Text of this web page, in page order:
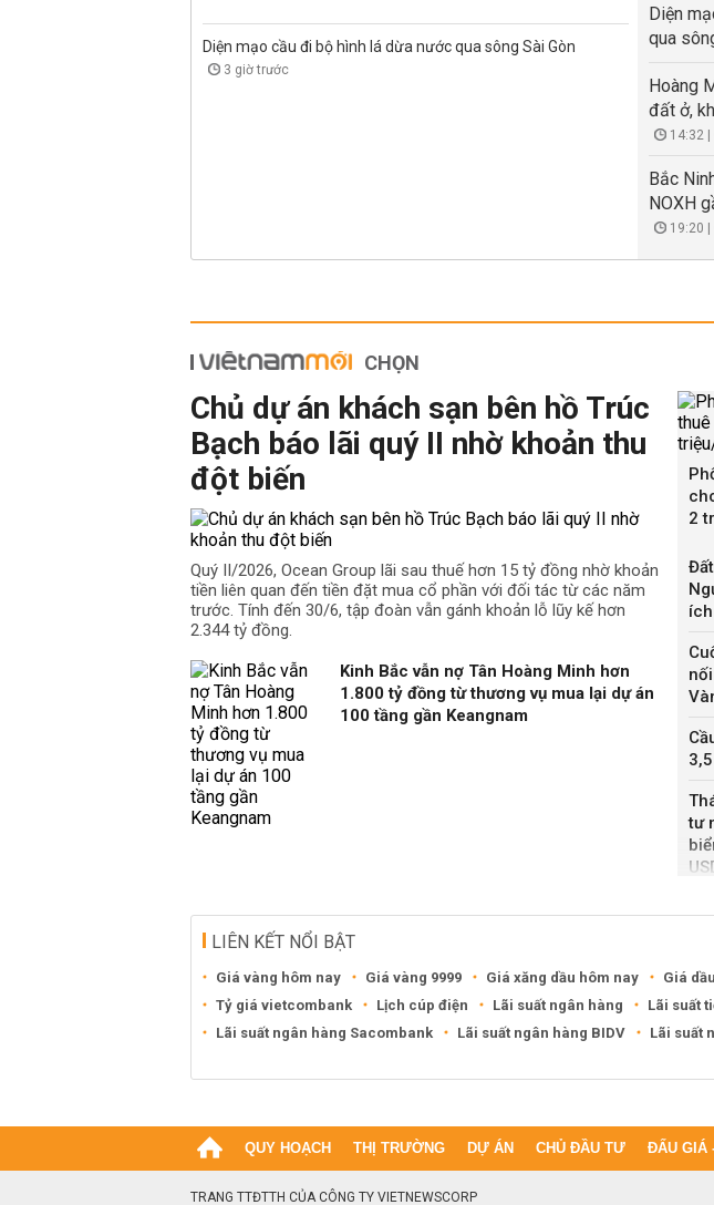
Diện mạo cầu đi bộ hình lá dừa nước qua sông Sài Gòn
3 giờ trước
Diện
qua
Hoàng
đất ở,
14:32
Bắc
NOXH
19:20
CHỌN
Chủ dự án khách sạn bên hồ Trúc
Bạch báo lãi quý II nhờ khoản thu
đột biến
Quý II/2026, Ocean Group lãi sau thuế hơn 15 tỷ đồng nhờ khoản
tiền liên quan đến tiền đặt mua cổ phần với đối tác từ các năm
trước. Tính đến 30/6, tập đoàn vẫn gánh khoản lỗ lũy kế hơn
2.344 tỷ đồng.
Kinh Bắc vẫn nợ Tân Hoàng Minh hơn
1.800 tỷ đồng từ thương vụ mua lại dự án
100 tầng gần Keangnam
2
tư
LIÊN KẾT NỔI BẬT
Giá vàng hôm nay Giá vàng 9999 Giá xăng dầu hôm nay Giá
Tỷ giá vietcombank
Lịch cúp điện Lãi suất ngân hàng Lãi suất
Lãi suất ngân hàng Sacombank
Lãi suất ngân hàng BIDV Lãi suất
QUY HOẠCH THỊ TRƯỜNG DỰ ÁN CHỦ ĐẦU TƯ ĐẤU GIÁ
TRANG TTĐTTH CỦA CÔNG TY VIETNEWSCORP